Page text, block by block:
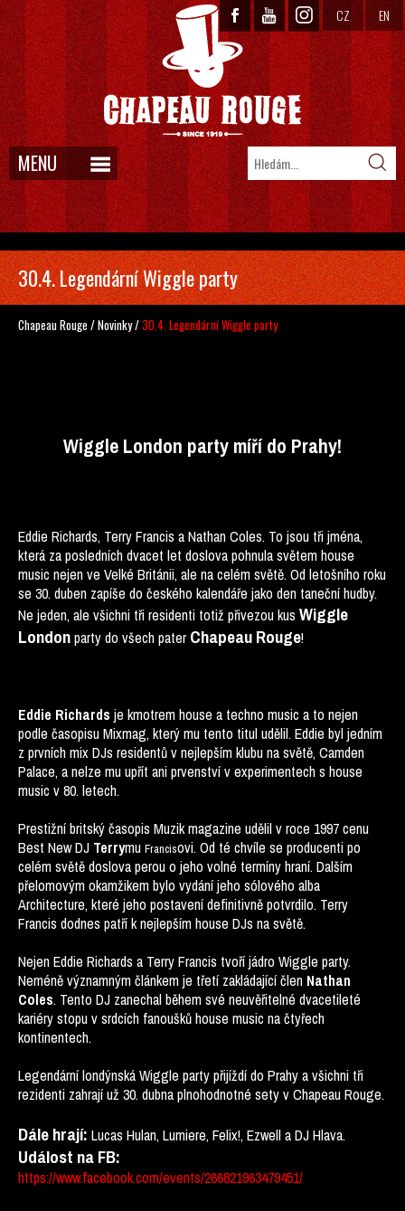
CZ EN
MENU
30.4. Legendární Wiggle party
Chapeau Rouge /Novinky/30.4. Legendární Wiggle party
Wiggle London party míří do Prahy!
Eddie Richards, Terry Francis a Nathan Coles. To jsou tři jména,
která za posledních dvacet let doslova pohnula světem house
music nejen ve Velké Británii, ale na celém světě. Od letošního roku
se 30. duben zapíše do českého kalendáře jako den taneční hudby.
Ne jeden, ale všichni tři residenti totiž přivezou kus Wiggle
Londonparty do všech pater Chapeau Rouge!
Eddie Richards je kmotrem house a techno music a to nejen
podle časopisu Mixmag, který mu tento titul udělil. Eddie byl jedním
z prvních mix DJs residentů v nejlepším klubu na světě, Camden
Palace, a nelze mu upřít ani prvenství v experimentech s house
music v 80. letech.
Prestižní britský časopis Muzik magazine udělil v roce 1997 cenu
Best New DJ Terrymu Francisovi. Od té chvíle se producenti po
celém světě doslova perou o jeho volné termíny hraní. Dalším
přelomovým okamžikem bylo vydání jeho sólového alba
Architecture, které jeho postavení definitivně potvrdilo. Terry
Francis dodnes patří k nejlepším house DJs na světě.
Nejen Eddie Richards a Terry Francis tvoří jádro Wiggle party.
Neméně významným článkem je třetí zakládající člen Nathan
Coles. Tento DJ zanechal během své neuvěřitelné dvacetileté
kariéry stopu v srdcích fanoušků house music na čtyřech
kontinentech.
Legendární londýnská Wiggle party přijíždí do Prahy a všichni tři
rezidenti zahrají už 30. dubna plnohodnotné sety v Chapeau Rouge.
Dále hrají: Lucas Hulan, Lumiere, Felix!, Ezwell a DJ Hlava.
Událost na FB:
https://www.facebook.com/events/266821963479451/